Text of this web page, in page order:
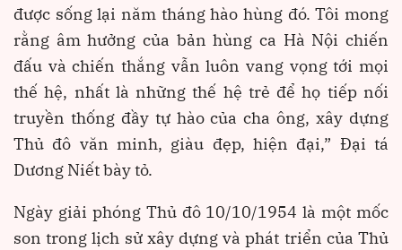
được sống lại năm tháng hào hùng đó. Tôi mong
rằng âm hưởng của bản hùng ca Hà Nội chiến
đấu và chiến thắng vẫn luôn vang vọng tới mọi
thế hệ, nhất là những thế hệ trẻ để họ tiếp nối
truyền thống đầy tự hào của cha ông, xây dựng
Thủ đô văn minh, giàu đẹp, hiện đại,” Đại tá
Dương Niết bày tỏ.
Ngày giải phóng Thủ đô 10/10/1954 là một mốc
son trong lịch sử xây dựng và phát triển của Thủ